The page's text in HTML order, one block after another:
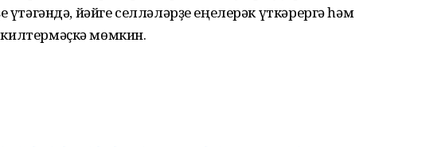
үтәгәндә, йәйге селләләрҙе еңелерәк үткәрергә һәм
мөмкин.